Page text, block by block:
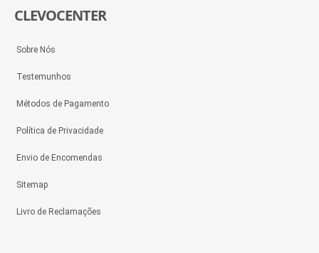
CLEVOCENTER
Sobre Nós
Testemunhos
Métodos de Pagamento
Política de Privacidade
Envio de Encomendas
Sitemap
Livro de Reclamações